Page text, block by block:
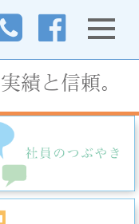
績と信頼。